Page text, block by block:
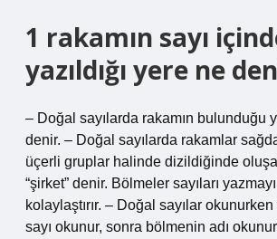
1 rakamın sayı
yazıldığı yere ne
– Doğal sayılarda rakamın bulunduğu
denir. – Doğal sayılarda rakamlar
üçerli gruplar halinde dizildiğinde
“şirket” denir. Bölmeler sayıları
kolaylaştırır. – Doğal sayılar
sayı okunur, sonra bölmenin adı